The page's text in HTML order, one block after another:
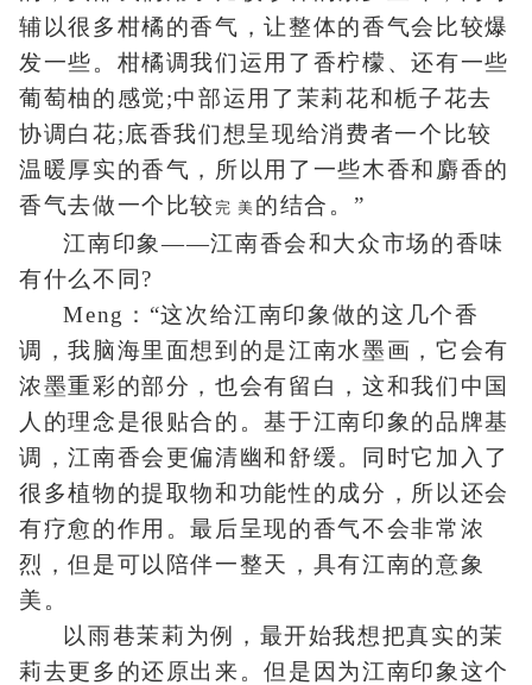
辅以很多柑橘的香气，让整体的香气会比较爆
发一些。柑橘调我们运用了香柠檬、还有一些
葡萄柚的感觉;中部运用了茉莉花和栀子花去
协调白花;底香我们想呈现给消费者一个比较
温暖厚实的香气，所以用了一些木香和麝香的
香气去做一个比较完 美 的结合。”
江南印象——江南香会和大众市场的香味
有什么不同?
Meng：“这次给江南印象做的这几个香
调，我脑海里面想到的是江南水墨画，它会有
浓墨重彩的部分，也会有留白，这和我们中国
人的理念是很贴合的。基于江南印象的品牌基
调，江南香会更偏清幽和舒缓。同时它加入了
很多植物的提取物和功能性的成分，所以还会
有疗愈的作用。最后呈现的香气不会非常浓
烈，但是可以陪伴一整天，具有江南的意象
美。
以雨巷茉莉为例，最开始我想把真实的茉
莉去更多的还原出来。但是因为江南印象这个